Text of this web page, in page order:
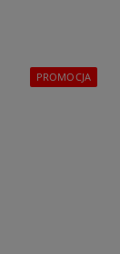
PROMOCJA